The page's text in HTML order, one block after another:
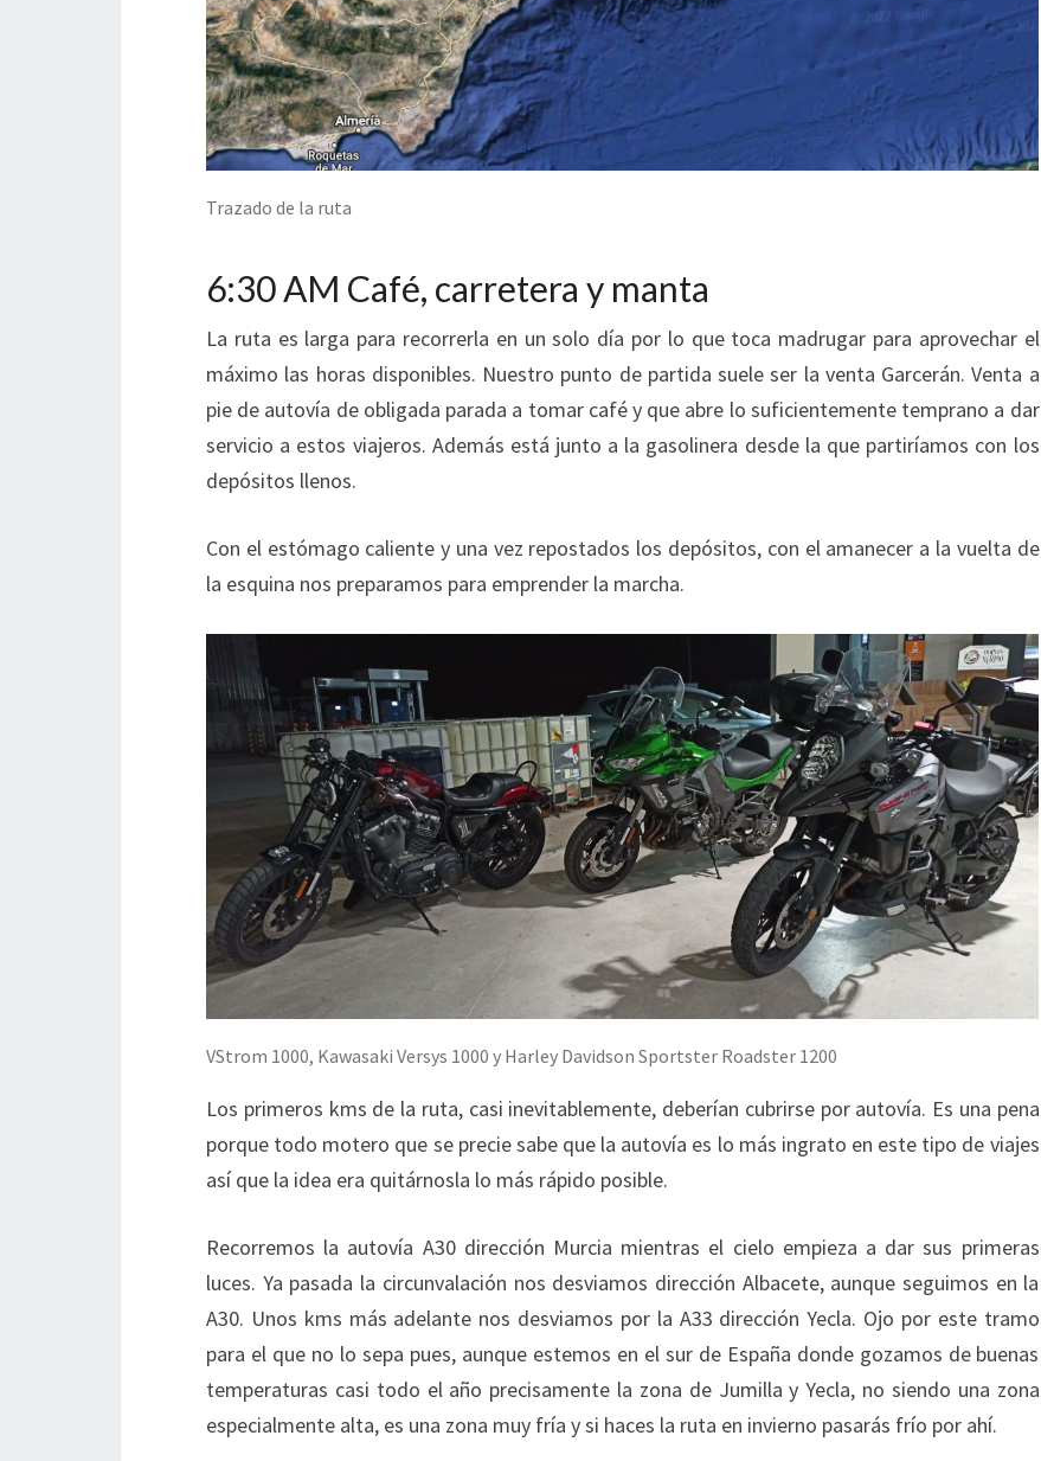
Trazado de la ruta
6:30 AM Café, carretera y manta
La ruta es larga para recorrerla en un solo día por lo que toca madrugar para aprovechar el
máximo las horas disponibles. Nuestro punto de partida suele ser la venta Garcerán. Venta a
pie de autovía de obligada parada a tomar café y que abre lo suficientemente temprano a dar
servicio a estos viajeros. Además está junto a la gasolinera desde la que partiríamos con los
depósitos llenos.
Con el estómago caliente y una vez repostados los depósitos, con el amanecer a la vuelta de
la esquina nos preparamos para emprender la marcha.
VStrom 1000, Kawasaki Versys 1000 y Harley Davidson Sportster Roadster 1200
Los primeros kms de la ruta, casi inevitablemente, deberían cubrirse por autovía. Es una pena
porque todo motero que se precie sabe que la autovía es lo más ingrato en este tipo de viajes
así que la idea era quitárnosla lo más rápido posible.
Recorremos la autovía A30 dirección Murcia mientras el cielo empieza a dar sus primeras
luces. Ya pasada la circunvalación nos desviamos dirección Albacete, aunque seguimos en la
A30. Unos kms más adelante nos desviamos por la A33 dirección Yecla. Ojo por este tramo
para el que no lo sepa pues, aunque estemos en el sur de España donde gozamos de buenas
temperaturas casi todo el año precisamente la zona de Jumilla y Yecla, no siendo una zona
especialmente alta, es una zona muy fría y si haces la ruta en invierno pasarás frío por ahí.